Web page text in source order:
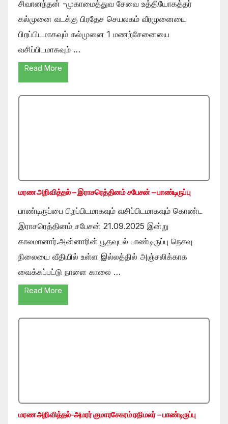
சிவானந்தன் -முகாமைத்துவ சேவை உத்தியோகத்தர்
கல்முனை வடக்கு பிரதேச செயலகம் வீரமுனையை
பிறப்பிடமாகவும் கல்முனை 1 மணற்சேனையை
வசிப்பிடமாகவும் …
Read More
மரண அறிவித்தல் – இராசரெத்தினம் சபேசன் – பாண்டிருப்பு
பாண்டிருப்பை பிறப்பிடமாகவும் வசிப்பிடமாகவும் கொண்ட
இராசரெத்தினம் சபேசன் 21.09.2025 இன்று
காலமானார்.அன்னாரின் பூதவுடல் பாண்டிருப்பு நெசவு
நிலையை வீதியில் உள்ள இல்லத்தில் அஞ்சலிக்காக
வைக்கப்பட்டு நாளை காலை …
Read More
மரண அறிவித்தல்-அமரர் குமாரசேகரம் ரதிமலர் – பாண்டிருப்பு